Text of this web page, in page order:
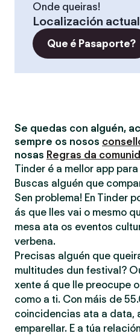
Onde queiras!
Localización actual
Que é Pasaporte?
Se quedas con alguén,
sempre os nosos
nosas Regras da
Tinder é a mellor app
Buscas alguén que
Sen problema! En Tinder
ás que lles vai o mesmo
mesa ata os eventos
verbena.
Precisas alguén que
multitudes dun festival?
xente á que lle preocupe
como a ti. Con máis de
coincidencias ata a data,
emparellar. E a túa